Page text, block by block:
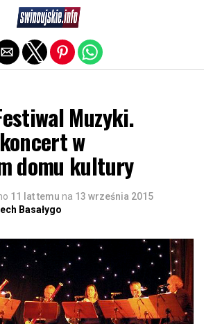
Muzyki.
w
domu kultury
11 lat temu na 13 września 2015
Basałygo
Exit mobile version